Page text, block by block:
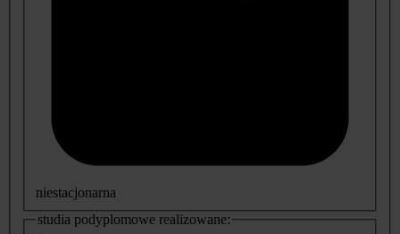
niestacjonarna
studia podyplomowe realizowane: